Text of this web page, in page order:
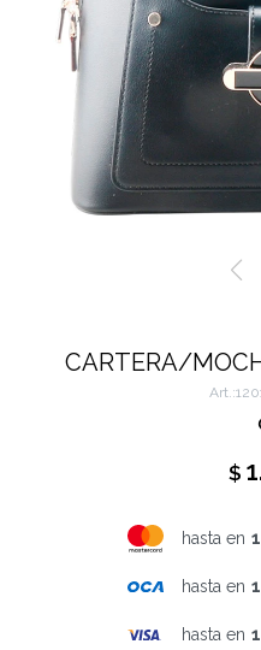
CARTERA/
$
hasta en
hasta en
hasta en